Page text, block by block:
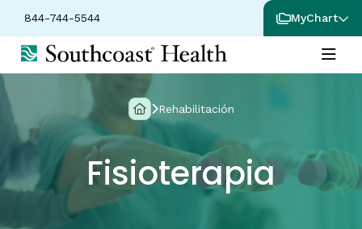
844-744-5544 MyChart
Rehabilitación
Fisioterapia